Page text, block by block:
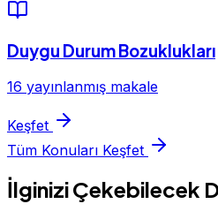
Duygu Durum Bozuklukları
16 yayınlanmış makale
Keşfet
Tüm Konuları Keşfet
İlginizi Çekebilecek